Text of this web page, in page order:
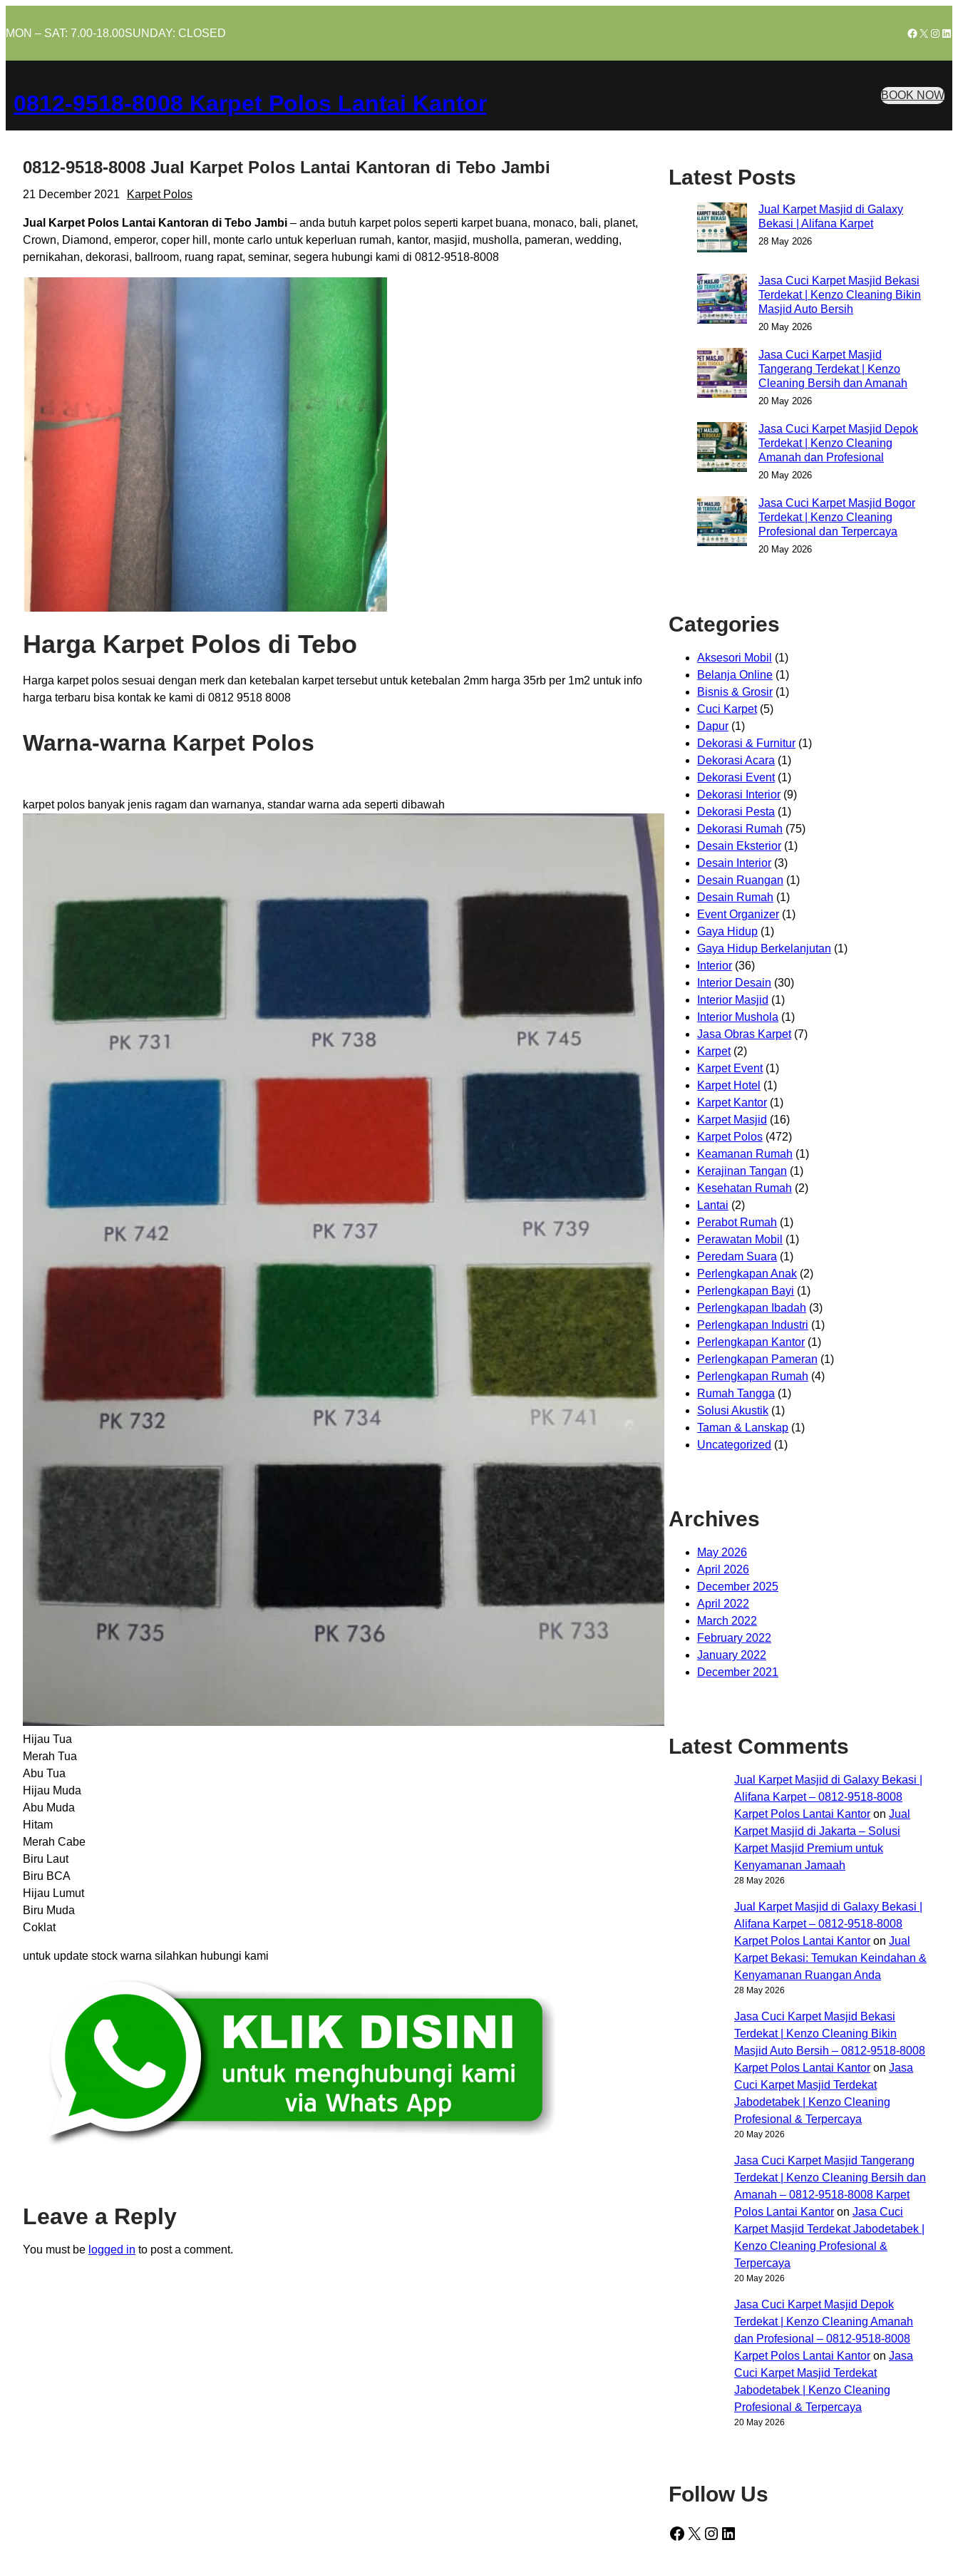
to
MON – SAT: 7.00-18.00SUNDAY: CLOSED Facebook
X
0812-9518-8008 Karpet Polos Lantai Kantor BOOK NOW
0812-9518-8008 Jual Karpet Polos Lantai Kantoran di Tebo Jambi
21 December 2021 Karpet Polos
Jual Karpet Polos Lantai Kantoran di Tebo Jambi – anda butuh karpet polos seperti karpet buana, monaco, bali, planet,
Crown, Diamond, emperor, coper hill, monte carlo untuk keperluan rumah, kantor, masjid, musholla, pameran, wedding,
pernikahan, dekorasi, ballroom, ruang rapat, seminar, segera hubungi kami di 0812-9518-8008
Harga Karpet Polos di Tebo
Harga karpet polos sesuai dengan merk dan ketebalan karpet tersebut untuk ketebalan 2mm harga 35rb per 1m2 untuk info
harga terbaru bisa kontak ke kami di 0812 9518 8008
Warna-warna Karpet Polos
karpet polos banyak jenis ragam dan warnanya, standar warna ada seperti dibawah
Hijau Tua
Merah Tua
Abu Tua
Hijau Muda
Abu Muda
Hitam
Merah Cabe
Biru Laut
Biru BCA
Hijau Lumut
Biru Muda
Coklat
untuk update stock warna silahkan hubungi kami
Leave a Reply
You must be logged in to post a comment.
Latest Posts
Jual Karpet Masjid di Galaxy
Bekasi | Alifana Karpet
28 May 2026
Jasa Cuci Karpet Masjid Bekasi
Terdekat | Kenzo Cleaning Bikin
Masjid Auto Bersih
20 May 2026
Jasa Cuci Karpet Masjid
Tangerang Terdekat | Kenzo
Cleaning Bersih dan Amanah
20 May 2026
Jasa Cuci Karpet Masjid Depok
Terdekat | Kenzo Cleaning
Amanah dan Profesional
20 May 2026
Jasa Cuci Karpet Masjid Bogor
Terdekat | Kenzo Cleaning
Profesional dan Terpercaya
20 May 2026
Categories
Aksesori Mobil (1)
Belanja Online (1)
Bisnis & Grosir (1)
Cuci Karpet(5)
Dapur (1)
Dekorasi & Furnitur (1)
Dekorasi Acara (1)
Dekorasi Event(1)
Dekorasi Interior (9)
Dekorasi Pesta (1)
Dekorasi Rumah (75)
Desain Eksterior (1)
Desain Interior (3)
Desain Ruangan (1)
Desain Rumah (1)
Event Organizer (1)
Gaya Hidup (1)
Gaya Hidup Berkelanjutan (1)
Interior (36)
Interior Desain (30)
Interior Masjid (1)
Interior Mushola (1)
Jasa Obras Karpet(7)
Karpet(2)
Karpet Event(1)
Karpet Hotel (1)
Karpet Kantor (1)
Karpet Masjid (16)
Karpet Polos (472)
Keamanan Rumah (1)
Kerajinan Tangan (1)
Kesehatan Rumah (2)
Lantai (2)
Perabot Rumah (1)
Perawatan Mobil (1)
Peredam Suara (1)
Perlengkapan Anak (2)
Perlengkapan Bayi (1)
Perlengkapan Ibadah (3)
Perlengkapan Industri (1)
Perlengkapan Kantor (1)
Perlengkapan Pameran (1)
Perlengkapan Rumah (4)
Rumah Tangga (1)
Solusi Akustik (1)
Taman & Lanskap (1)
Uncategorized (1)
Archives
May 2026
April 2026
December 2025
April 2022
March 2022
February 2022
January 2022
December 2021
Latest Comments
Jual Karpet Masjid di Galaxy Bekasi |
Alifana Karpet – 0812-9518-8008
Karpet Polos Lantai Kantor on Jual
Karpet Masjid di Jakarta – Solusi
Karpet Masjid Premium untuk
Kenyamanan Jamaah
28 May 2026
Jual Karpet Masjid di Galaxy Bekasi |
Alifana Karpet – 0812-9518-8008
Karpet Polos Lantai Kantor on Jual
Karpet Bekasi: Temukan Keindahan &
Kenyamanan Ruangan Anda
28 May 2026
Jasa Cuci Karpet Masjid Bekasi
Terdekat | Kenzo Cleaning Bikin
Masjid Auto Bersih – 0812-9518-8008
Karpet Polos Lantai Kantor on Jasa
Cuci Karpet Masjid Terdekat
Jabodetabek | Kenzo Cleaning
Profesional & Terpercaya
20 May 2026
Jasa Cuci Karpet Masjid Tangerang
Terdekat | Kenzo Cleaning Bersih dan
Amanah – 0812-9518-8008 Karpet
Polos Lantai Kantor on Jasa Cuci
Karpet Masjid Terdekat Jabodetabek |
Kenzo Cleaning Profesional &
Terpercaya
20 May 2026
Jasa Cuci Karpet Masjid Depok
Terdekat | Kenzo Cleaning Amanah
dan Profesional – 0812-9518-8008
Karpet Polos Lantai Kantor on Jasa
Cuci Karpet Masjid Terdekat
Jabodetabek | Kenzo Cleaning
Profesional & Terpercaya
20 May 2026
Follow Us
Facebook X Instagram LinkedIn